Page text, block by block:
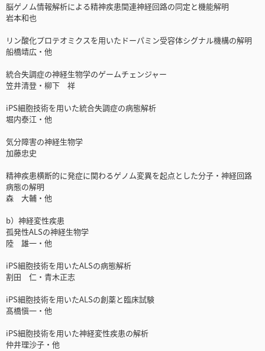
脳ゲノム情報解析による精神疾患関連神経回路の同定と機能解明
岩本和也
リン酸化プロテオミクスを用いたドーパミン受容体シグナル機構の解明
船橋靖広・他
統合失調症の神経生物学のゲームチェンジャー
笠井清登・柳下 祥
iPS細胞技術を用いた統合失調症の病態解析
堀内泰江・他
気分障害の神経生物学
加藤忠史
精神疾患横断的に発症に関わるゲノム変異を起点とした分子・神経回路
病態の解明
森 大輔・他
b）神経変性疾患
孤発性ALSの神経生物学
陸 雄一・他
iPS細胞技術を用いたALSの病態解析
割田 仁・青木正志
iPS細胞技術を用いたALSの創薬と臨床試験
髙橋愼一・他
iPS細胞技術を用いた神経変性疾患の解析
仲井理沙子・他